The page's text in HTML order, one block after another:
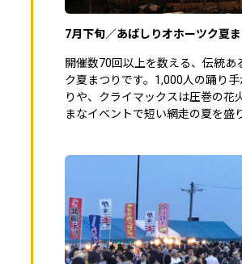
7月下旬／あばしりオホーツク夏
開催数70回以上を数える、伝統あ
ク夏まつりです。1,000人の踊り
りや、クライマックスは圧巻の花
まなイベントで短い網走の夏を盛